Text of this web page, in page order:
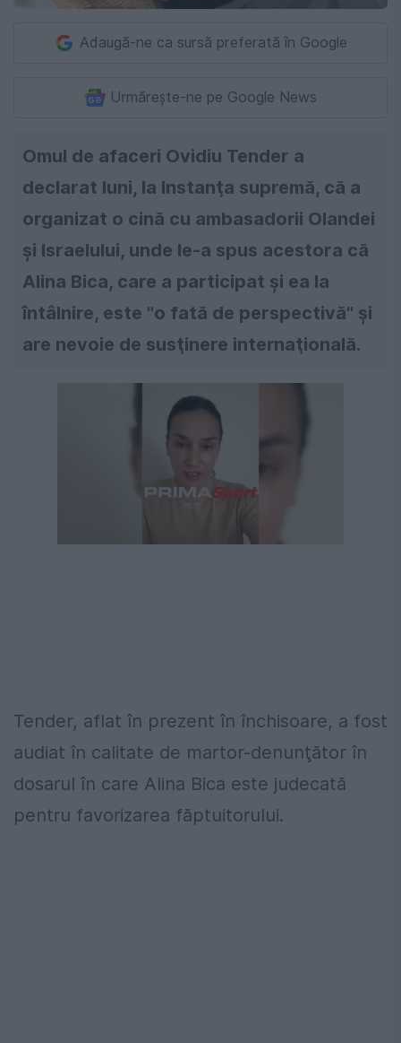
Adaugă-ne ca sursă preferată în Google
Urmărește-ne pe Google News
Omul de afaceri Ovidiu Tender a
declarat luni, la Instanţa supremă, că a
organizat o cină cu ambasadorii Olandei
şi Israelului, unde le-a spus acestora că
Alina Bica, care a participat şi ea la
întâlnire, este "o fată de perspectivă" şi
are nevoie de susţinere internaţională.
Tender, aflat în prezent în închisoare, a fost
audiat în calitate de martor-denunţător în
dosarul în care Alina Bica este judecată
pentru favorizarea făptuitorului.